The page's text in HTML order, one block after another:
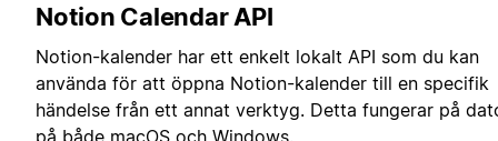
Notion Calendar API
Notion-kalender har ett enkelt lokalt API som du kan
använda för att öppna Notion-kalender till en specifik
händelse från ett annat verktyg. Detta fungerar på